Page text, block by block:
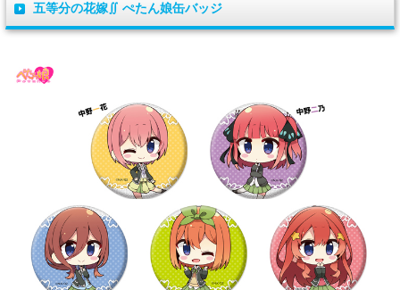
五等分の花嫁∬ ぺたん娘缶バッジ